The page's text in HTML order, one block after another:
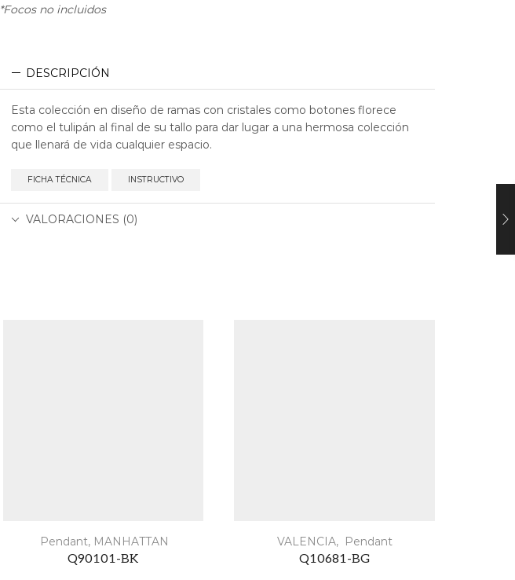
*Focos no incluidos
DESCRIPCIÓN
Esta colección en diseño de ramas con cristales como botones florece
como el tulipán al final de su tallo para dar lugar a una hermosa colección
que llenará de vida cualquier espacio.
FICHA TÉCNICA INSTRUCTIVO
VALORACIONES (0)
Pendant, MANHATTAN
Q90101-BK
VALENCIA, Pendant
Q10681-BG